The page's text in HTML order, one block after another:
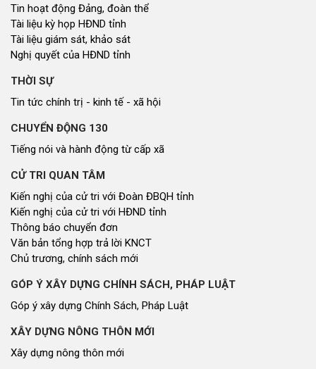
Tin hoạt động Đảng, đoàn thể
Tài liệu kỳ họp HĐND tỉnh
Tài liệu giám sát, khảo sát
Nghị quyết của HĐND tỉnh
THỜI SỰ
Tin tức chính trị - kinh tế - xã hội
CHUYỂN ĐỘNG 130
Tiếng nói và hành động từ cấp xã
CỬ TRI QUAN TÂM
Kiến nghị của cử tri với Đoàn ĐBQH tỉnh
Kiến nghị của cử tri với HĐND tỉnh
Thông báo chuyển đơn
Văn bản tổng hợp trả lời KNCT
Chủ trương, chính sách mới
GÓP Ý XÂY DỰNG CHÍNH SÁCH, PHÁP LUẬT
Góp ý xây dựng Chính Sách, Pháp Luật
XÂY DỰNG NÔNG THÔN MỚI
Xây dựng nông thôn mới